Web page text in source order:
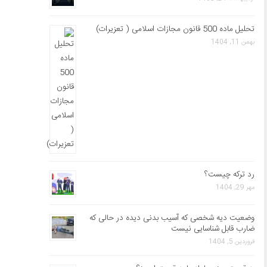
تحلیل ماده 500 قانون مجازات اسلامی ( تعزیرات)
بهمن 11, 1404
رد ترکه چیست؟
مهر 29, 1404
وضعیت دیه شخصی که آسیب بدنی دیده در حالی که
ضارب قابل شناسایی نیست
فروردین 5, 1404